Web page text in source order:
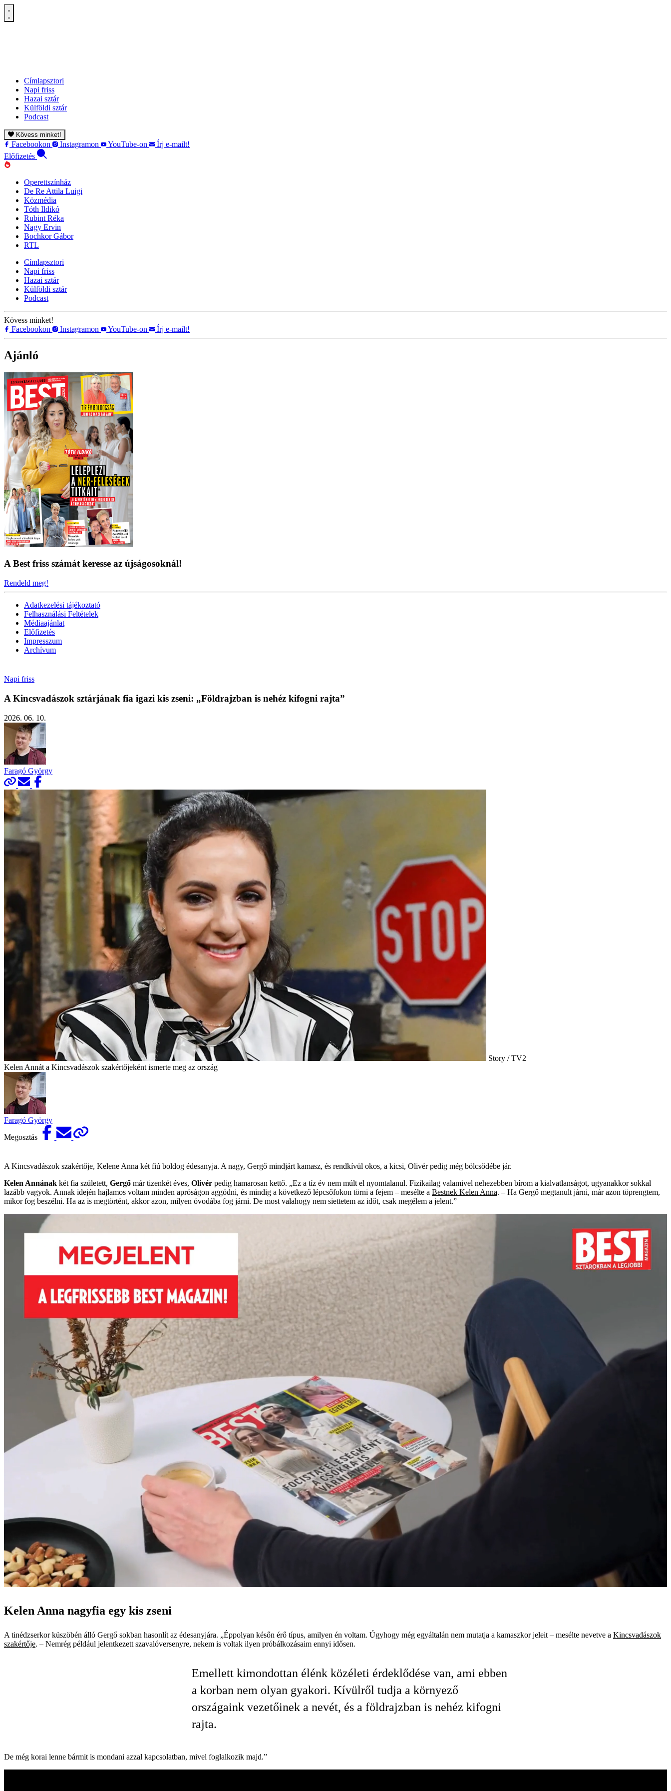
Címlapsztori
Napi friss
Hazai sztár
Külföldi sztár
Podcast
Kövess minket!
Facebookon Instagramon YouTube-on
Írj e-mailt!
Előfizetés
Operettszínház
De Re Attila Luigi
Közmédia
Tóth Ildikó
Rubint Réka
Nagy Ervin
Bochkor Gábor
RTL
Címlapsztori
Napi friss
Hazai sztár
Külföldi sztár
Podcast
Kövess minket!
Facebookon
Instagramon YouTube-on Írj e-mailt!
Ajánló
A Best friss számát keresse az újságosoknál!
Rendeld meg!
Adatkezelési tájékoztató
Felhasználási Feltételek
Médiaajánlat
Előfizetés
Impresszum
Archívum
Napi friss
A Kincsvadászok sztárjának fia igazi kis zseni: „Földrajzban is nehéz kifogni rajta”
2026. 06. 10.
Faragó György
Story / TV2
Kelen Annát a Kincsvadászok szakértőjeként ismerte meg az ország
Faragó György
Megosztás
A Kincsvadászok szakértője, Kelene Anna két fiú boldog édesanyja. A nagy, Gergő mindjárt kamasz, és rendkívül okos, a kicsi, Olivér pedig még bölcsődébe jár.
Kelen Annának két fia született, Gergő már tizenkét éves, Olivér pedig hamarosan kettő. „Ez a tíz év nem múlt el nyomtalanul. Fizikailag valamivel nehezebben bírom a kialvatlanságot, ugyanakkor sokkal
lazább vagyok. Annak idején hajlamos voltam minden apróságon aggódni, és mindig a következő lépcsőfokon törni a fejem – mesélte a Bestnek Kelen Anna. – Ha Gergő megtanult járni, már azon töprengtem,
mikor fog beszélni. Ha az is megtörtént, akkor azon, milyen óvodába fog járni. De most valahogy nem siettetem az időt, csak megélem a jelent.”
of
47
0%
Kelen Anna nagyfia egy kis zseni
A tinédzserkor küszöbén álló Gergő sokban hasonlít az édesanyjára. „Éppolyan későn érő típus, amilyen én voltam. Úgyhogy még egyáltalán nem mutatja a kamaszkor jeleit – mesélte nevetve a Kincsvadászok
szakértője. – Nemrég például jelentkezett szavalóversenyre, nekem is voltak ilyen próbálkozásaim ennyi idősen.
Emellett kimondottan élénk közéleti érdeklődése van, ami ebben
a korban nem olyan gyakori. Kívülről tudja a környező
országaink vezetőinek a nevét, és a földrajzban is nehéz kifogni
rajta.
De még korai lenne bármit is mondani azzal kapcsolatban, mivel foglalkozik majd.”